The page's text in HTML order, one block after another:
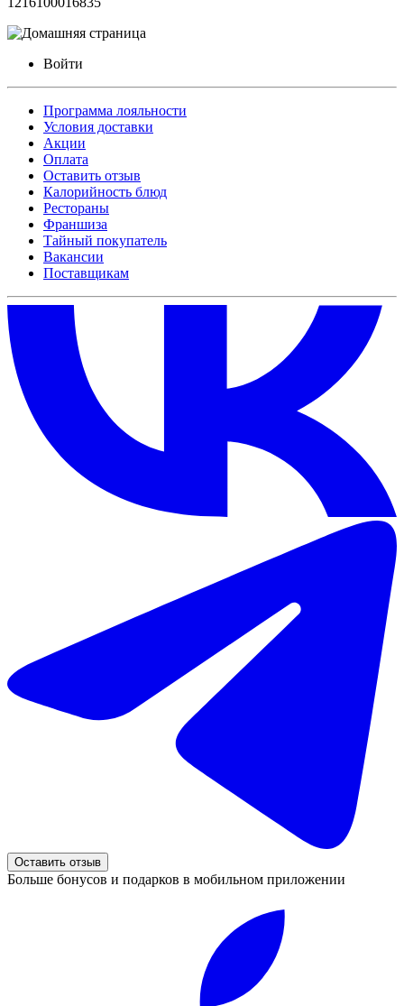
Войти
Программа лояльности
Условия доставки
Акции
Оплата
Оставить отзыв
Калорийность блюд
Рестораны
Франшиза
Тайный покупатель
Вакансии
Поставщикам
Оставить отзыв
Больше бонусов и подарков в мобильном приложении